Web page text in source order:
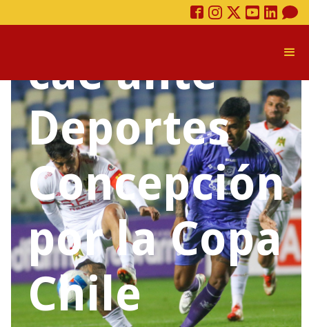
Española
cae ante
Deportes
Concepción
por la Copa
Chile